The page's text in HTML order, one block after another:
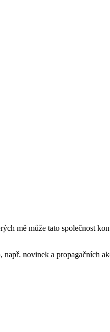
mě může tato společnost
novinek a propagačních